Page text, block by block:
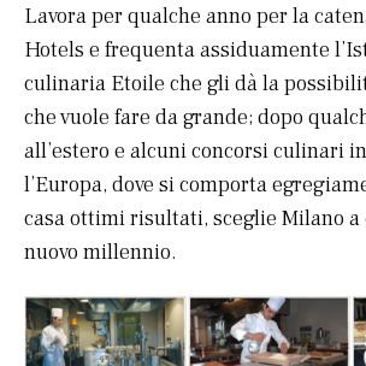
Lavora per qualche anno per la
Hotels e frequenta assiduamente
culinaria Etoile che gli dà la
che vuole fare da grande; dopo
all’estero e alcuni concorsi culinari
l’Europa, dove si comporta
casa ottimi risultati, sceglie Milano a
nuovo millennio.